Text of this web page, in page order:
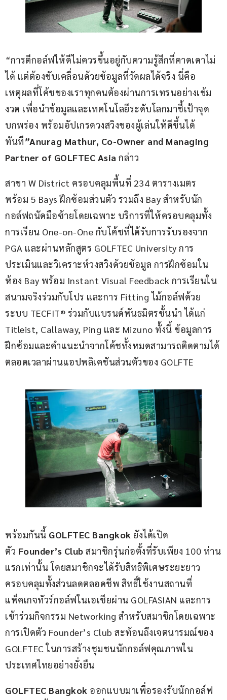
“การตีกอล์ฟให้ดีไม่ควรขึ้นอยู่กับความรู้สึกที่คาดเดาไม่
ได้ แต่ต้องขับเคลื่อนด้วยข้อมูลที่วัดผลได้จริง นี่คือ
เหตุผลที่โค้ชของเราทุกคนต้องผ่านการเทรนอย่างเข้ม
งวด เพื่อนำข้อมูลและเทคโนโลยีระดับโลกมาชี้เป้าจุด
บกพร่อง พร้อมอัปเกรดวงสวิงของผู้เล่นให้ดีขึ้นได้
ทันที”Anurag Mathur, Co-Owner and Managing
Partner of GOLFTEC Asia กล่าว
สาขา W District ครอบคลุมพื้นที่ 234 ตารางเมตร
พร้อม 5 Bays ฝึกซ้อมส่วนตัว รวมถึง Bay สำหรับนัก
กอล์ฟถนัดมือซ้ายโดยเฉพาะ บริการที่ให้ครอบคลุมทั้ง
การเรียน One-on-One กับโค้ชที่ได้รับการรับรองจาก
PGA และผ่านหลักสูตร GOLFTEC University การ
ประเมินและวิเคราะห์วงสวิงด้วยข้อมูล การฝึกซ้อมใน
ห้อง Bay พร้อม Instant Visual Feedback การเรียนใน
สนามจริงร่วมกับโปร และการ Fitting ไม้กอล์ฟด้วย
ระบบ TECFIT® ร่วมกับแบรนด์พันธมิตรชั้นนำ ได้แก่
Titleist, Callaway, Ping และ Mizuno ทั้งนี้ ข้อมูลการ
ฝึกซ้อมและคำแนะนำจากโค้ชทั้งหมดสามารถติดตามได้
ตลอดเวลาผ่านแอปพลิเคชันส่วนตัวของ GOLFTE
พร้อมกันนี้ GOLFTEC Bangkok ยังได้เปิด
ตัว Founder’s Club สมาชิกรุ่นก่อตั้งที่รับเพียง 100 ท่าน
แรกเท่านั้น โดยสมาชิกจะได้รับสิทธิพิเศษระยะยาว
ครอบคลุมทั้งส่วนลดตลอดชีพ สิทธิ์ใช้งานสถานที่
แพ็คเกจทัวร์กอล์ฟในเอเชียผ่าน GOLFASIAN และการ
เข้าร่วมกิจกรรม Networking สำหรับสมาชิกโดยเฉพาะ
การเปิดตัว Founder’s Club สะท้อนถึงเจตนารมณ์ของ
GOLFTEC ในการสร้างชุมชนนักกอล์ฟคุณภาพใน
ประเทศไทยอย่างยั่งยืน
GOLFTEC Bangkok ออกแบบมาเพื่อรองรับนักกอล์ฟ